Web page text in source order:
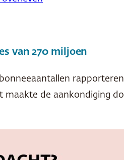
van 270 miljoen
maakte de aankondiging